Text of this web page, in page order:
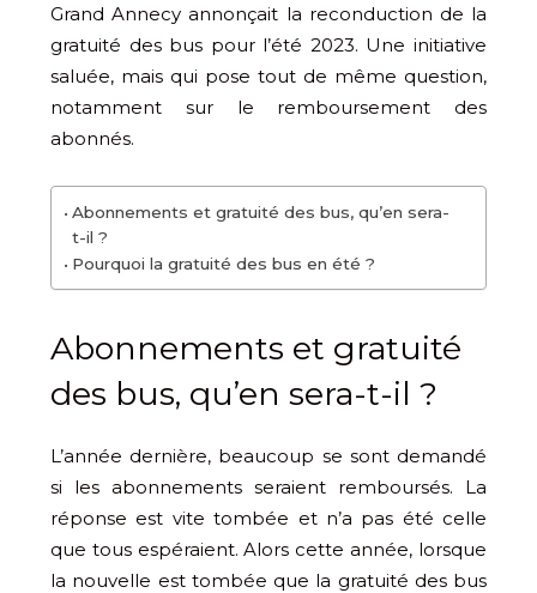
Grand Annecy annonçait la reconduction de la
gratuité des bus pour l’été 2023. Une initiative
saluée, mais qui pose tout de même question,
notamment sur le remboursement des
abonnés.
Abonnements et gratuité des bus, qu’en sera-
t-il ?
Pourquoi la gratuité des bus en été ?
Abonnements et gratuité
des bus, qu’en sera-t-il ?
L’année dernière, beaucoup se sont demandé
si les abonnements seraient remboursés. La
réponse est vite tombée et n’a pas été celle
que tous espéraient. Alors cette année, lorsque
la nouvelle est tombée que la gratuité des bus